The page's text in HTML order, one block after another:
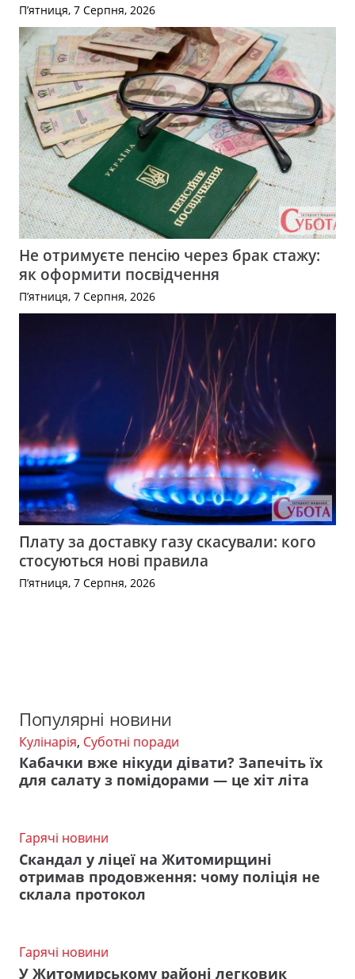
П’ятниця, 7 Серпня, 2026
Не отримуєте пенсію через брак стажу:
як оформити посвідчення
П’ятниця, 7 Серпня, 2026
Плату за доставку газу скасували: кого
стосуються нові правила
П’ятниця, 7 Серпня, 2026
Популярні новини
Кулінарія, Суботні поради
Кабачки вже нікуди дівати? Запечіть їх
для салату з помідорами — це хіт літа
Гарячі новини
Скандал у ліцеї на Житомирщині
отримав продовження: чому поліція не
склала протокол
Гарячі новини
У Житомирському районі легковик